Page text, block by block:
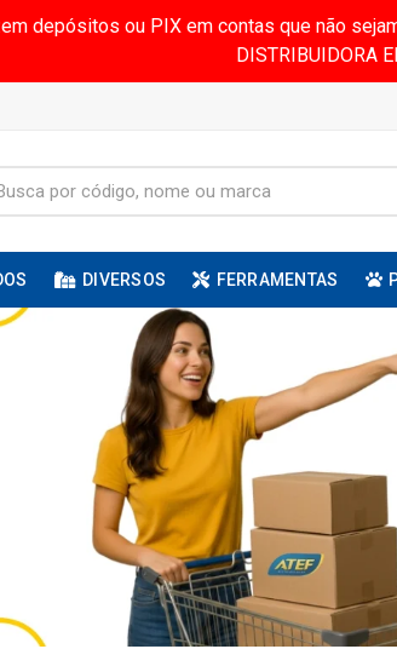
depósitos ou PIX em contas que não
DISTRIBUIDORA
DIVERSOS FERRAMENTAS